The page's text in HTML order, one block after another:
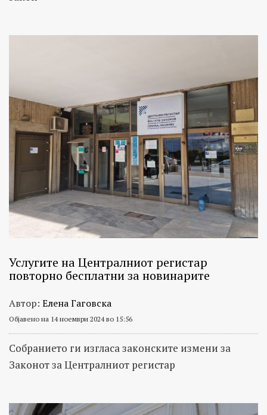
Услугите на Централниот регистар
повторно бесплатни за новинарите
Автор: Елена Гаговска
Објавено на 14 ноември 2024 во 15:56
Собранието ги изгласа законските измени за
Законот за Централниот регистар